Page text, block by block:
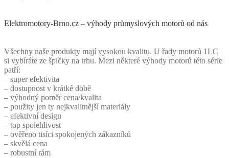
Elektromotory-Brno.cz – výhody průmyslových motorů od nás
Všechny naše produkty mají vysokou kvalitu. U řady motorů 1LC
si vybíráte ze špičky na trhu. Mezi některé výhody motorů této série
patří:
– super efektivita
– dostupnost v krátké době
– výhodný poměr cena/kvalita
– použity jen ty nejkvalitnější materiály
– efektivní design
– top spolehlivost
– ověřeno tisíci spokojených zákazníků
– skvělá cena
– robustní rám